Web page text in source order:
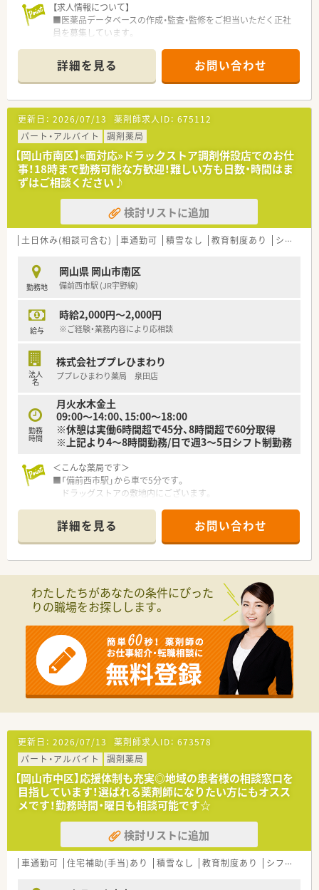
【求人情報について】
■医薬品データベースの作成・監査・監修をご担当いただく正社
員を募集しています。
じて優遇相談が可能です。
■土日祝日がお休みのため、週末はプライベートの時間をしっか
りと確保できます。
【募集背景と求める人物像について】
■事業拡大に伴う体制強化のための増員募集で、新たな仲間を求
めています。
■基本的なPC操作スキルをお持ちであれば、未経験の方やブラ
ンクがある方もご応募いただけます。
■薬剤師資格やDI業務のご経験をお持ちの方は、即戦力として特
に歓迎いたします。
【想定される業務内容】
■主な業務は、医療従事者の方々をサポートする医薬品データベ
ースの作成です。
スを構築していただきます。
■データベース構築後は、情報のメンテナンスや保守といった運
用業務もご担当いただきます。
【必要スキル・歓迎スキル】
■業務ではPC作業が中心となるため、基本的なPCスキルが必須
歓迎されます。
■医薬品情報に関する知識や、データベース構築にご興味がある
詳細を見る お問い合わせ
更新日： 2026/07/13 薬剤師求人ID： 675112
パート・アルバイト
調剤薬局
【岡山市南区】«面対応»ドラックストア調剤併設店でのお仕
事！18時まで勤務可能な方歓迎！難しい方も日数・時間はま
ずはご相談ください♪
検討リストに追加
土日休み(相談可含む) 車通勤可 積雪なし 教育制度あり シフト制
勤務地
岡山県 岡山市南区
備前西市駅 (JR宇野線)
給与
時給2,000円～2,000円
※ご経験・業務内容により応相談
法人
名
株式会社ププレひまわり
ププレひまわり薬局 泉田店
勤務
時間
月火水木金土
09:00～14:00、15:00～18:00
※休憩は実働6時間超で45分、8時間超で60分取得
※上記より4～8時間勤務/日で週3～5日シフト制勤務
＜こんな薬局です＞
■「備前西市駅」から車で5分です。
ドラッグストアの敷地内にございます。
＜設備も充実＞
■電子薬歴や監査システムを完備しています。
＜業務内容＞
■処方箋枚数は300枚/月程度です。
■地域に根差したドラッグストア・調剤薬局・
ドラッグストア併設型調剤薬局を展開している法人です。
ドラッグストアは現在130店舗展開しておりますが、
調剤薬局（併設店）は新店予定も含めて15店舗となります。
今後広島県を中心に調剤併設店を増やしていく方針の法人と
なります。
■「地域の健康増進に貢献する」をテーマとして運営を行ってお
そのため、街の身近な医療人を目指し、患者様に興味をもって
関われる薬剤師を求めております。
薬剤師一人一人が患者様に薬のご提案や服薬指導後のフォロ
ーを行うなど
「専属薬剤師」としての取り組みを強化しております。
■薬剤師は調剤併設店の対応がメインとなります。
そのため、勤務時間帯も調剤薬局の開局時間での勤務となりま
す。
併設店でのご勤務の場合はOTCに関しても身近に学ぶ環境が
ございますので
幅広い知識と経験を蓄積する事が可能となります。
詳細を見る お問い合わせ
わたしたちがあなたの条件にぴった
りの職場をお探しします。
更新日： 2026/07/13 薬剤師求人ID： 673578
パート・アルバイト
調剤薬局
【岡山市中区】応援体制も充実◎地域の患者様の相談窓口を
目指しています！選ばれる薬剤師になりたい方にもオスス
メです！勤務時間・曜日も相談可能です☆
検討リストに追加
車通勤可 住宅補助(手当)あり 積雪なし 教育制度あり シフト制